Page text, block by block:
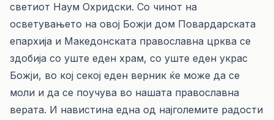
светиот Наум Охридски. Со чинот на
осветувањето на овој Божји дом Повардарската
епархија и Македонската православна црква се
здобија со уште еден храм, со уште еден украс
Божји, во кој секој еден верник ќе може да се
моли и да се поучува во нашата православна
верата. И навистина една од најголемите радости